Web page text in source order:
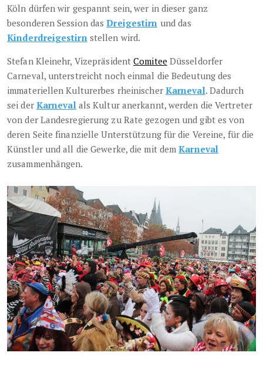
Köln dürfen wir gespannt sein, wer in dieser ganz
besonderen Session dasDreigestirn und das
Kinderdreigestirn stellen wird.
Stefan Kleinehr, VizepräsidentComitee Düsseldorfer
Carneval, unterstreicht noch einmal die Bedeutung des
immateriellen Kulturerbes rheinischer Karneval. Dadurch
sei der Karneval als Kultur anerkannt, werden die Vertreter
von der Landesregierung zu Rate gezogen und gibt es von
deren Seite finanzielle Unterstützung für die Vereine, für die
Künstler und all die Gewerke, die mit demKarneval
zusammenhängen.